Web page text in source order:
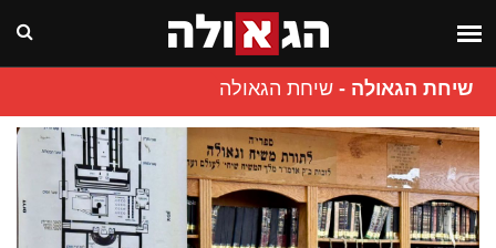
שיחת הגאולה - שיחת הגאולה